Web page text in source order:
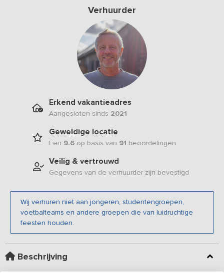
Verhuurder
Erkend vakantieadres
Aangesloten sinds 2021
Geweldige locatie
Een 9.6 op basis van 91 beoordelingen
Veilig & vertrouwd
Gegevens van de verhuurder zijn bevestigd
Wij verhuren niet aan jongeren, studentengroepen,
voetbalteams en andere groepen die van luidruchtige
feesten houden.
Beschrijving